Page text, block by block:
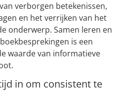
verborgen betekenissen,
en het verrijken van het
onderwerp. Samen leren en
is een
waarde van informatieve
in om consistent te